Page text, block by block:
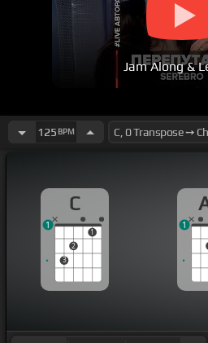
Jam Along &
125 BPM
C
3
2
1
1 1